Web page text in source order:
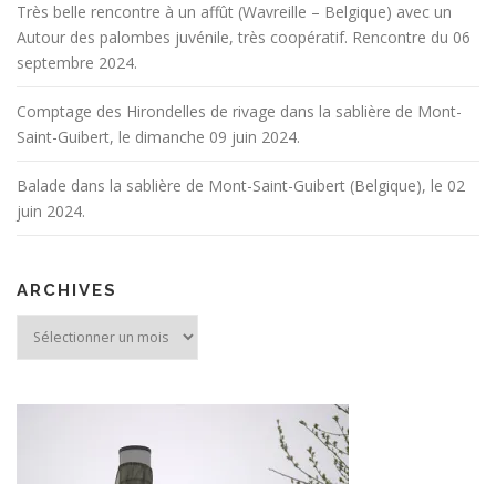
Très belle rencontre à un affût (Wavreille – Belgique) avec un
Autour des palombes juvénile, très coopératif. Rencontre du 06
septembre 2024.
Comptage des Hirondelles de rivage dans la sablière de Mont-
Saint-Guibert, le dimanche 09 juin 2024.
Balade dans la sablière de Mont-Saint-Guibert (Belgique), le 02
juin 2024.
ARCHIVES